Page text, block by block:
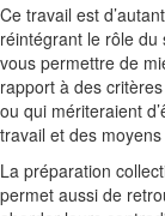
Ce travail est
réintégrant le rôle
vous permettre de
rapport à des
ou qui mériteraient
travail et des
La préparation
permet aussi de